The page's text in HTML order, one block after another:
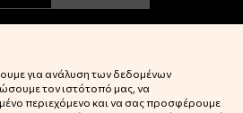
για ανάλυση των δεδομένων
τον ιστότοπό μας, να
περιεχόμενο και να σας προσφέρουμε